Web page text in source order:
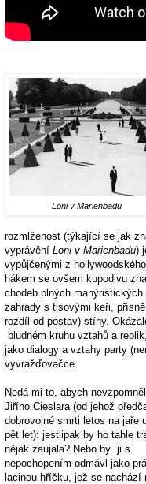
Loni v Marienbadu
rozmlženost (týkající se jak
vyprávění Loni v Marienbadu)
vypůjčenými z
hákem se ovšem kupodivu
chodeb plných
zahrady s tisovými keři,
rozdíl od postav) stíny.
bludném kruhu vztahů a
jako dialogy a vztahy party
vyvražďovačce.
Nedá mi to, abych
Jiřího Cieslara (od jehož
dobrovolné smrti letos na jaře
pět let): jestlipak by ho tahle
nějak zaujala? Nebo by ji s
nepochopením odmávl jako
lacinou hříčku, jež se nachází